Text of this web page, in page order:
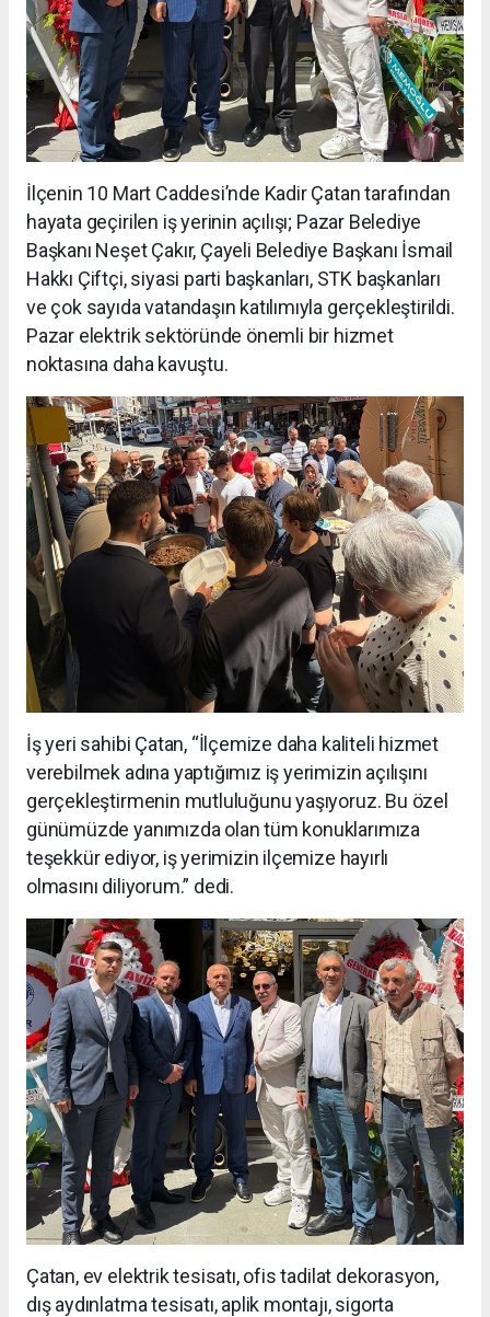
İlçenin 10 Mart Caddesi’nde Kadir Çatan tarafından
hayata geçirilen iş yerinin açılışı; Pazar Belediye
Başkanı Neşet Çakır, Çayeli Belediye Başkanı İsmail
Hakkı Çiftçi, siyasi parti başkanları, STK başkanları
ve çok sayıda vatandaşın katılımıyla gerçekleştirildi.
Pazar elektrik sektöründe önemli bir hizmet
noktasına daha kavuştu.
İş yeri sahibi Çatan, “İlçemize daha kaliteli hizmet
verebilmek adına yaptığımız iş yerimizin açılışını
gerçekleştirmenin mutluluğunu yaşıyoruz. Bu özel
günümüzde yanımızda olan tüm konuklarımıza
teşekkür ediyor, iş yerimizin ilçemize hayırlı
olmasını diliyorum.” dedi.
Çatan, ev elektrik tesisatı, ofis tadilat dekorasyon,
dış aydınlatma tesisatı, aplik montajı, sigorta